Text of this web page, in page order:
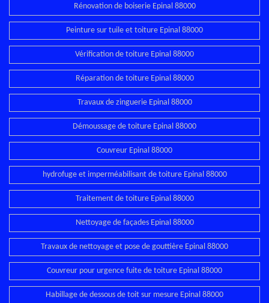
Rénovation de boiserie Epinal 88000
Peinture sur tuile et toiture Epinal 88000
Vérification de toiture Epinal 88000
Réparation de toiture Epinal 88000
Travaux de zinguerie Epinal 88000
Démoussage de toiture Epinal 88000
Couvreur Epinal 88000
hydrofuge et imperméabilisant de toiture Epinal 88000
Traitement de toiture Epinal 88000
Nettoyage de façades Epinal 88000
Travaux de nettoyage et pose de gouttière Epinal 88000
Couvreur pour urgence fuite de toiture Epinal 88000
Habillage de dessous de toit sur mesure Epinal 88000